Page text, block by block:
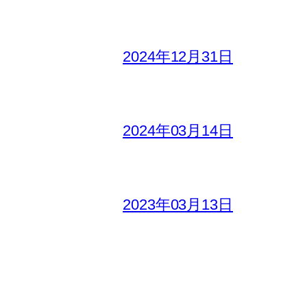
2024年12月31日
2024年03月14日
2023年03月13日